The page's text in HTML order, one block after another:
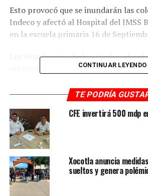
Esto provocó que se inundarán las
Indeco y afectó al Hospital del IMSS
en la escuela primaria 16 de
Los ríos de agua, lodo y piedras
arrastraron vehículos, enseres
La población damnificada fue
que se habilitó en el salón social Ray
cabecera municipal.
Autoridades de municipios de la sierra
pidieron a la población mantenerse
continuarán las lluvias en la zona y
albergues en lugares estratégicos.
CONTINUAR LEYENDO
TE PODRÍA
CFE invertirá 500 mdp
Xocotla anuncia
sueltos y genera